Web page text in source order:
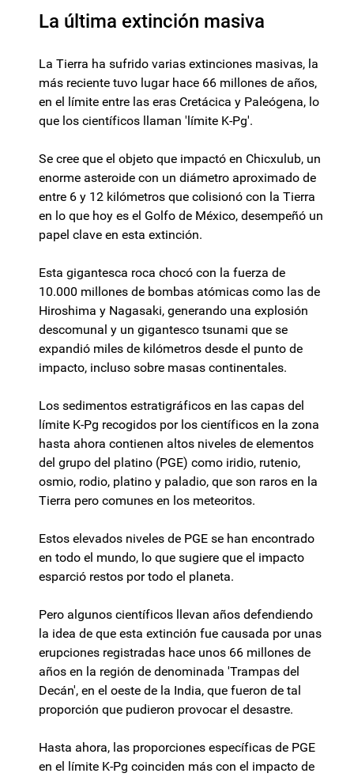
La última extinción masiva
La Tierra ha sufrido varias extinciones masivas, la
más reciente tuvo lugar hace 66 millones de años,
en el límite entre las eras Cretácica y Paleógena, lo
que los científicos llaman 'límite K-Pg'.
Se cree que el objeto que impactó en Chicxulub, un
enorme asteroide con un diámetro aproximado de
entre 6 y 12 kilómetros que colisionó con la Tierra
en lo que hoy es el Golfo de México, desempeñó un
papel clave en esta extinción.
Esta gigantesca roca chocó con la fuerza de
10.000 millones de bombas atómicas como las de
Hiroshima y Nagasaki, generando una explosión
descomunal y un gigantesco tsunami que se
expandió miles de kilómetros desde el punto de
impacto, incluso sobre masas continentales.
Los sedimentos estratigráficos en las capas del
límite K-Pg recogidos por los científicos en la zona
hasta ahora contienen altos niveles de elementos
del grupo del platino (PGE) como iridio, rutenio,
osmio, rodio, platino y paladio, que son raros en la
Tierra pero comunes en los meteoritos.
Estos elevados niveles de PGE se han encontrado
en todo el mundo, lo que sugiere que el impacto
esparció restos por todo el planeta.
Pero algunos científicos llevan años defendiendo
la idea de que esta extinción fue causada por unas
erupciones registradas hace unos 66 millones de
años en la región de denominada 'Trampas del
Decán', en el oeste de la India, que fueron de tal
proporción que pudieron provocar el desastre.
Hasta ahora, las proporciones específicas de PGE
en el límite K-Pg coinciden más con el impacto de